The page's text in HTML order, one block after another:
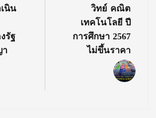
นิน
รัฐ
า
วิทย์ คณิต
เทคโนโลยี ปี
การศึกษา 2567
ไม่ขึ้นราคา